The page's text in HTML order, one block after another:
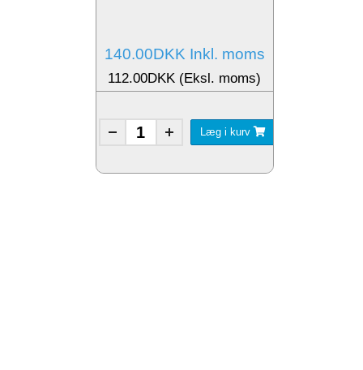
140.00DKK Inkl. moms
112.00DKK (Eksl. moms)
Læg i kurv